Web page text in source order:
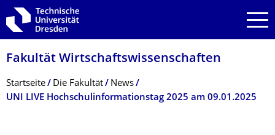
Zur Hauptnavigation springen
Zur Suche springen
Zum Inhalt springen
Fakultät Wirtschaftswissen­schaften
Breadcrumb-Menü
Startseite Die Fakultät
News
UNI LIVE Hochschulinformationstag 2025 am 09.01.2025